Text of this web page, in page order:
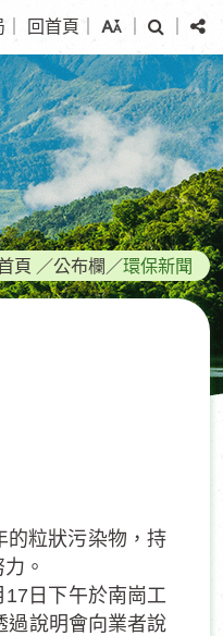
回首頁
尋
分
享
頁 ／公布欄 ／環保新聞
粒狀污染物，持
。
日下午於南崗工
過說明會向業者說